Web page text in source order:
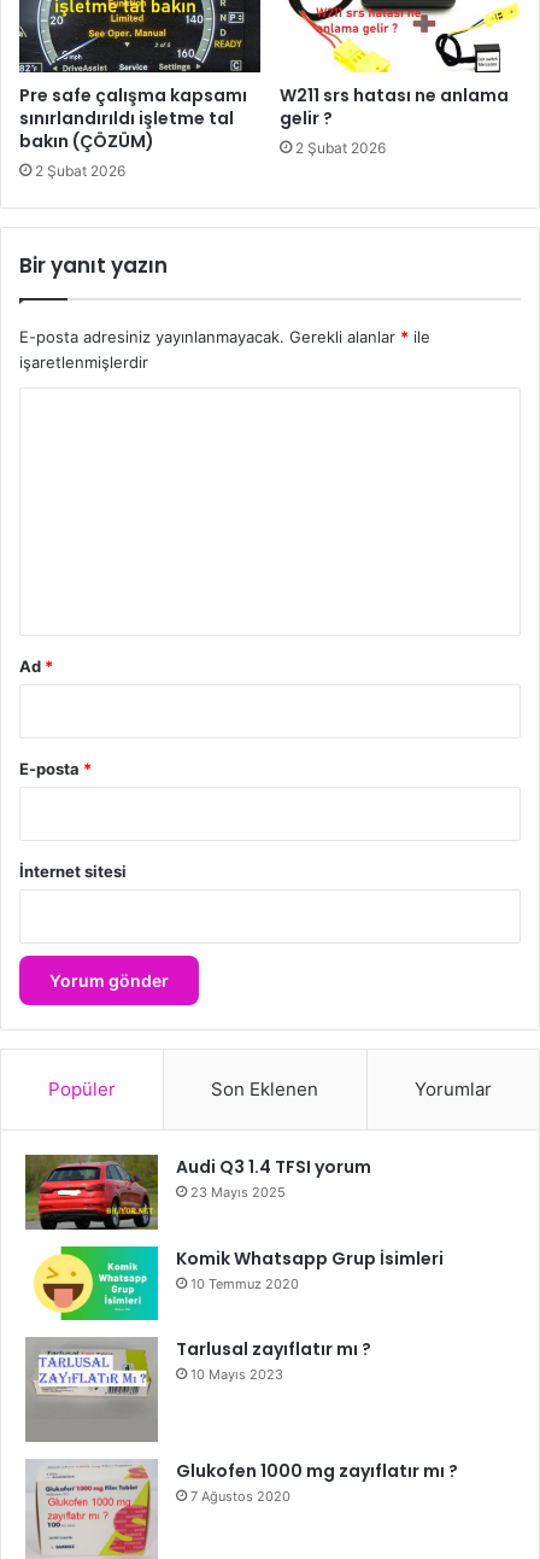
Pre safe çalışma kapsamı
sınırlandırıldı işletme tal
bakın (ÇÖZÜM)
2 Şubat 2026
W211 srs hatası ne anlama
gelir ?
2 Şubat 2026
Bir yanıt yazın
E-posta adresiniz yayınlanmayacak. Gerekli alanlar * ile
işaretlenmişlerdir
Ad *
E-posta *
İnternet sitesi
Popüler Son Eklenen Yorumlar
Audi Q3 1.4 TFSI yorum
23 Mayıs 2025
Komik Whatsapp Grup İsimleri
10 Temmuz 2020
Tarlusal zayıflatır mı ?
10 Mayıs 2023
Glukofen 1000 mg zayıflatır mı ?
7 Ağustos 2020